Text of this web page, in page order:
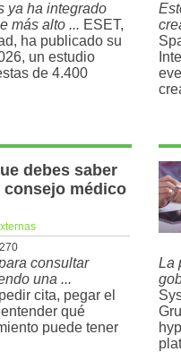
ya ha integrado
más alto ... ESET,
ha publicado su
un estudio
de 4.400
La
debes saber
consejo médico
270
consultar
una ...
cita, pegar el
qué
puede tener